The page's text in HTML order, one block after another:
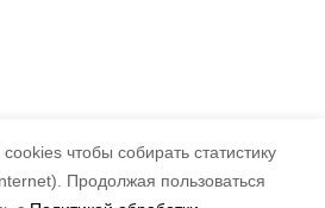
чтобы собирать статистику
Продолжая пользоваться